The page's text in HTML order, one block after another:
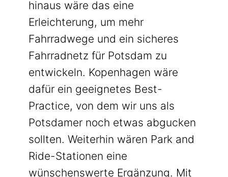
hinaus wäre das eine
Erleichterung, um mehr
Fahrradwege und ein sicheres
Fahrradnetz für Potsdam zu
entwickeln. Kopenhagen wäre
dafür ein geeignetes Best-
Practice, von dem wir uns als
Potsdamer noch etwas abgucken
sollten. Weiterhin wären Park and
Ride-Stationen eine
wünschenswerte Ergänzung. Mit